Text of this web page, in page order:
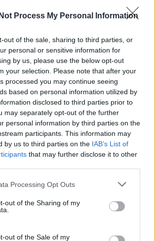
Process My Personal Information
out of the sale, sharing to third parties, or
personal or sensitive information for
by us, please use the below opt-out
your selection. Please note that after your
processed you may continue seeing
based on personal information utilized by
disclosed to third parties prior to
may separately opt-out of the further
personal information by third parties on the
participants. This information may
by us to third parties on the IAB’s List of
that may further disclose it to other
this website/app uses one or more Google
visit or usage behaviour. You may click to
to Google and its third-party tags to
below specified purposes in below Google
Processing Opt Outs
out of the Sharing of my
out of the Sale of my